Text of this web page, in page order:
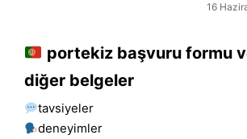
16
portekiz başvuru formu
diğer belgeler
tavsiyeler
deneyimler